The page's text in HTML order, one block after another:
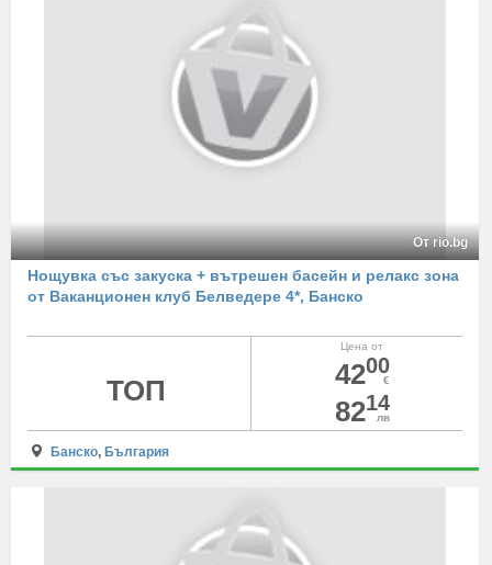
От rio.bg
Нощувка със закуска + вътрешен басейн и релакс зона
от Ваканционен клуб Белведере 4*, Банско
Цена от
4200
€
8214
лв
ТОП
Банско, България